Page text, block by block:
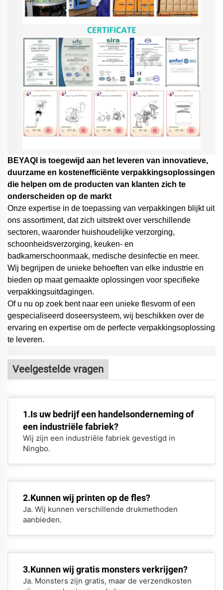
BEYAQl is toegewijd aan het leveren van innovatieve,
duurzame en kostenefficiënte verpakkingsoplossingen
die helpen om de producten van klanten zich te
onderscheiden op de markt
Onze expertise in de toepassing van verpakkingen blijkt uit
ons assortiment, dat zich uitstrekt over verschillende
sectoren, waaronder huishoudelijke verzorging,
schoonheidsverzorging, keuken- en
badkamerschoonmaak, medische desinfectie en meer.
Wij begrijpen de unieke behoeften van elke industrie en
bieden op maat gemaakte oplossingen voor specifieke
verpakkingsuitdagingen.
Of u nu op zoek bent naar een unieke flesvorm of een
gespecialiseerd doseersysteem, wij beschikken over de
ervaring en expertise om de perfecte verpakkingsoplossing
te leveren.
Veelgestelde vragen
1.Is uw bedrijf een handelsonderneming of
een industriële fabriek?
Wij zijn een industriële fabriek gevestigd in
Ningbo.
2.Kunnen wij printen op de fles?
Ja. Wij kunnen verschillende drukmethoden
aanbieden.
3.Kunnen wij gratis monsters verkrijgen?
Ja. Monsters zijn gratis, maar de verzendkosten